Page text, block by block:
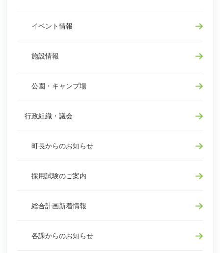
イベント情報
施設情報
公園・キャンプ場
行政組織・議会
町長からのお知らせ
採用試験のご案内
総合計画新着情報
各課からのお知らせ